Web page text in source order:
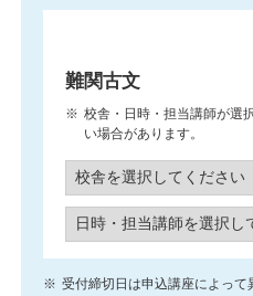
難関古文
校舎・日時・担当講師が選
い場合があります。
受付締切日は申込講座によって